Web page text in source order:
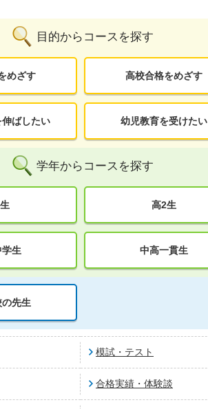
目的からコースを探す
めざす 高校合格をめざす
ばしたい 幼児教育を受けたい
学年からコースを探す
高2生
生 中高一貫生
先生
模試・テスト
合格実績・体験談